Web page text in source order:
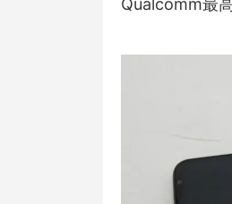
Qualcomm最